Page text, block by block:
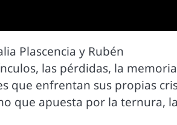
Plascencia y Rubén
las pérdidas, la
que enfrentan sus propias
que apuesta por la ternura,